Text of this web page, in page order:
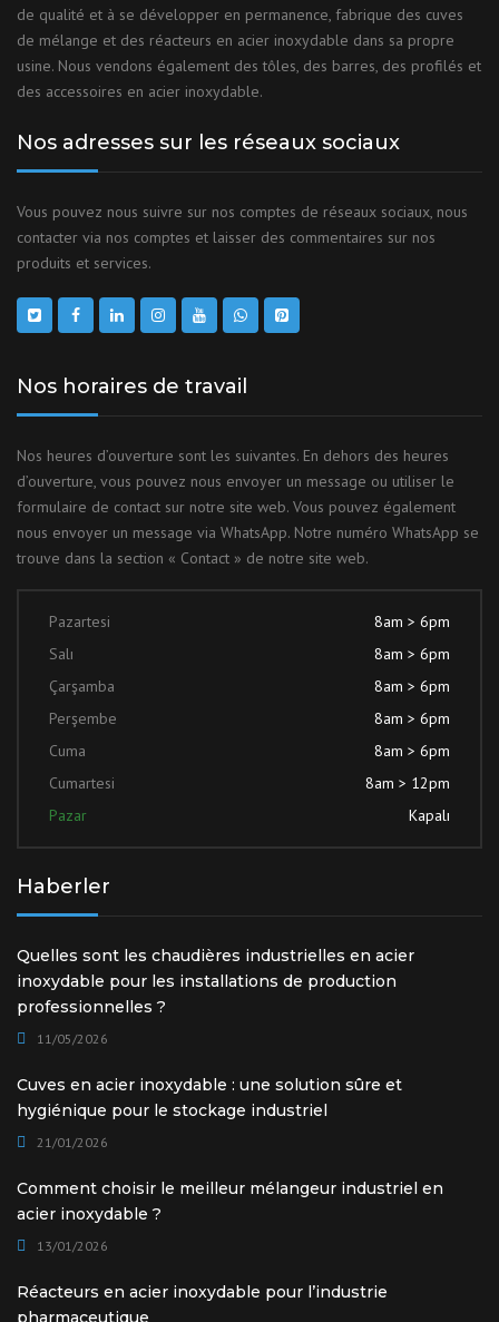
de qualité et à se développer en permanence, fabrique des cuves
de mélange et des réacteurs en acier inoxydable dans sa propre
usine. Nous vendons également des tôles, des barres, des profilés et
des accessoires en acier inoxydable.
Nos adresses sur les réseaux sociaux
Vous pouvez nous suivre sur nos comptes de réseaux sociaux, nous
contacter via nos comptes et laisser des commentaires sur nos
produits et services.
Nos horaires de travail
Nos heures d’ouverture sont les suivantes. En dehors des heures
d’ouverture, vous pouvez nous envoyer un message ou utiliser le
formulaire de contact sur notre site web. Vous pouvez également
nous envoyer un message via WhatsApp. Notre numéro WhatsApp se
trouve dans la section « Contact » de notre site web.
Pazartesi
8am > 6pm
Salı
8am > 6pm
Çarşamba
8am > 6pm
Perşembe
8am > 6pm
Cuma
8am > 6pm
Cumartesi
8am > 12pm
Pazar
Kapalı
Haberler
Quelles sont les chaudières industrielles en acier
inoxydable pour les installations de production
professionnelles ?
11/05/2026
Cuves en acier inoxydable : une solution sûre et
hygiénique pour le stockage industriel
21/01/2026
Comment choisir le meilleur mélangeur industriel en
acier inoxydable ?
13/01/2026
Réacteurs en acier inoxydable pour l’industrie
pharmaceutique